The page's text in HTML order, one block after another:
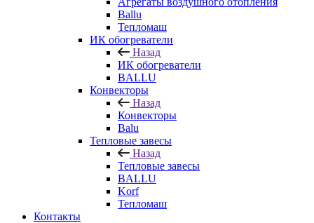
Ballu
Тепломаш
ИК обогреватели
Назад
ИК обогреватели
BALLU
Конвекторы
Назад
Конвекторы
Balu
Тепловые завесы
Назад
Тепловые завесы
BALLU
Korf
Тепломаш
Контакты